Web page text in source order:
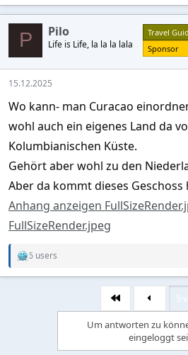
c
o
n
s
:
P Pilo
Life is Life, la la la lala
Travel
Sponsor
15.12.2025
Wo kann- man Curacao
wohl auch ein eigenes Land da
Kolumbianischen Küste.
Gehört aber wohl zu den
Aber da kommt dieses Geschoss
Anhang anzeigen
FullSizeRender.jpeg
R
6 users
Erste
Um antworten zu
eingeloggt